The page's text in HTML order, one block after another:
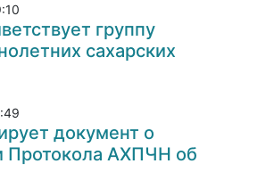
группу
сахарских
документ о
Протокола АХПЧН об